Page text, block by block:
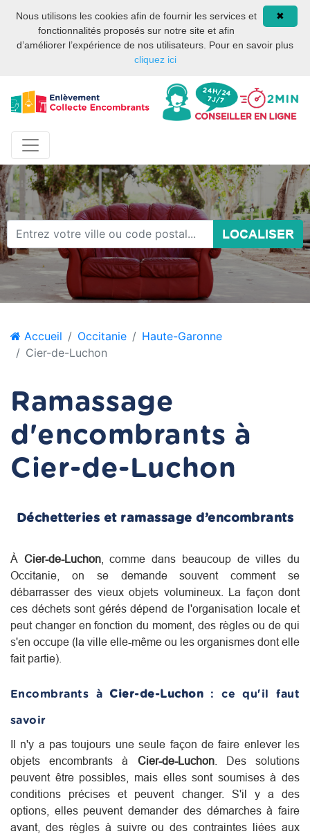
Site internet privé et
indépendant des services
publics ou des services de
la mairie de Paris.
08 93 02 00 17
LOCALISER
Accueil Occitanie
Haute-Garonne
Cier-de-Luchon
Ramassage
d'encombrants à
Cier-de-Luchon
Déchetteries et ramassage d’encombrants
À Cier-de-Luchon, comme dans beaucoup de villes du
Occitanie , on se demande souvent comment se
débarrasser des vieux objets volumineux. La façon dont
ces déchets sont gérés dépend de l'organisation locale et
peut changer en fonction du moment, des règles ou de qui
s'en occupe (la ville elle-même ou les organismes dont elle
fait partie).
Encombrants àCier-de-Luchon : ce qu'il faut
savoir
Il n'y a pas toujours une seule façon de faire enlever les
objets encombrants à Cier-de-Luchon. Des solutions
peuvent être possibles, mais elles sont soumises à des
conditions précises et peuvent changer. S'il y a des
options, elles peuvent demander des démarches à faire
avant, des règles à suivre ou des contraintes liées aux
✖
Nous utilisons les cookies afin de fournir les services et
fonctionnalités proposés sur notre site et afin
d’améliorer l’expérience de nos utilisateurs. Pour en savoir plus
cliquez ici